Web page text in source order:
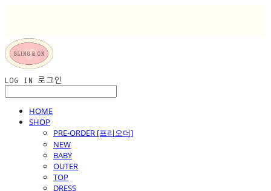
LOG IN 로그인
HOME
SHOP
PRE-ORDER [프리오더]
NEW
BABY
OUTER
TOP
DRESS